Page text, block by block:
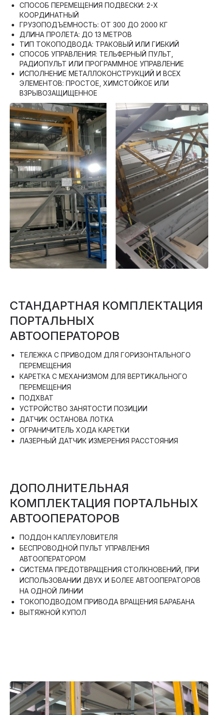
СПОСОБ ПЕРЕМЕЩЕНИЯ ПОДВЕСКИ: 2-Х
КООРДИНАТНЫЙ
ГРУЗОПОДЪЕМНОСТЬ: ОТ 300 ДО 2000 КГ
ДЛИНА ПРОЛЕТА: ДО 13 МЕТРОВ
ТИП ТОКОПОДВОДА: ТРАКОВЫЙ ИЛИ ГИБКИЙ
СПОСОБ УПРАВЛЕНИЯ: ТЕЛЬФЕРНЫЙ ПУЛЬТ,
РАДИОПУЛЬТ ИЛИ ПРОГРАММНОЕ УПРАВЛЕНИЕ
ИСПОЛНЕНИЕ МЕТАЛЛОКОНСТРУКЦИЙ И ВСЕХ
ЭЛЕМЕНТОВ: ПРОСТОЕ, ХИМСТОЙКОЕ ИЛИ
ВЗРЫВОЗАЩИЩЕННОЕ
СТАНДАРТНАЯ КОМПЛЕКТАЦИЯ
ПОРТАЛЬНЫХ
АВТООПЕРАТОРОВ
ТЕЛЕЖКА С ПРИВОДОМ ДЛЯ ГОРИЗОНТАЛЬНОГО
ПЕРЕМЕЩЕНИЯ
КАРЕТКА С МЕХАНИЗМОМ ДЛЯ ВЕРТИКАЛЬНОГО
ПЕРЕМЕЩЕНИЯ
ПОДХВАТ
УСТРОЙСТВО ЗАНЯТОСТИ ПОЗИЦИИ
ДАТЧИК ОСТАНОВА ЛОТКА
ОГРАНИЧИТЕЛЬ ХОДА КАРЕТКИ
ЛАЗЕРНЫЙ ДАТЧИК ИЗМЕРЕНИЯ РАССТОЯНИЯ
ДОПОЛНИТЕЛЬНАЯ
КОМПЛЕКТАЦИЯ ПОРТАЛЬНЫХ
АВТООПЕРАТОРОВ
ПОДДОН КАПЛЕУЛОВИТЕЛЯ
БЕСПРОВОДНОЙ ПУЛЬТ УПРАВЛЕНИЯ
АВТООПЕРАТОРОМ
СИСТЕМА ПРЕДОТВРАЩЕНИЯ СТОЛКНОВЕНИЙ, ПРИ
ИСПОЛЬЗОВАНИИ ДВУХ И БОЛЕЕ АВТООПЕРАТОРОВ
НА ОДНОЙ ЛИНИИ
ТОКОПОДВОДОМ ПРИВОДА ВРАЩЕНИЯ БАРАБАНА
ВЫТЯЖНОЙ КУПОЛ